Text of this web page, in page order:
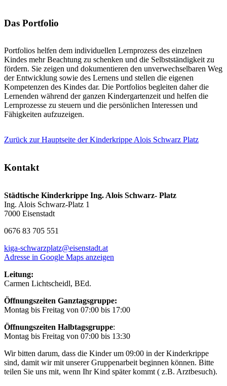
Das Portfolio
Portfolios helfen dem individuellen Lernprozess des einzelnen
Kindes mehr Beachtung zu schenken und die Selbstständigkeit zu
fördern. Sie zeigen und dokumentieren den unverwechselbaren Weg
der Entwicklung sowie des Lernens und stellen die eigenen
Kompetenzen des Kindes dar. Die Portfolios begleiten daher die
Lernenden während der ganzen Kindergartenzeit und helfen die
Lernprozesse zu steuern und die persönlichen Interessen und
Fähigkeiten aufzuzeigen.
Zurück zur Hauptseite der Kinderkrippe Alois Schwarz Platz
Kontakt
Städtische Kinderkrippe Ing. Alois Schwarz- Platz
Ing. Alois Schwarz-Platz 1
7000 Eisenstadt
0676 83 705 551
kiga-schwarzplatz@eisenstadt.at
Adresse in Google Maps anzeigen
Leitung:
Carmen Lichtscheidl, BEd.
Öffnungszeiten Ganztagsgruppe:
Montag bis Freitag von 07:00 bis 17:00
Öffnungszeiten Halbtagsgruppe:
Montag bis Freitag von 07:00 bis 13:30
Wir bitten darum, dass die Kinder um 09:00 in der Kinderkrippe
sind, damit wir mit unserer Gruppenarbeit beginnen können. Bitte
teilen Sie uns mit, wenn Ihr Kind später kommt ( z.B. Arztbesuch).